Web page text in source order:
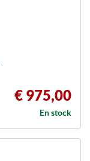
€ 975,00
En stock